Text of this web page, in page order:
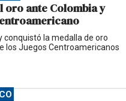
oro ante Colombia y
conquistó la medalla de oro
los Juegos Centroamericanos